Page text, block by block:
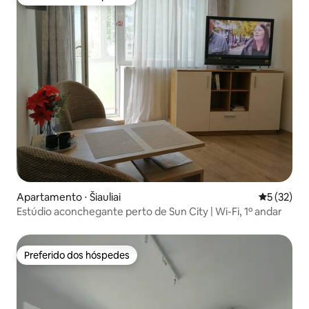
Apartamento ⋅ Šiauliai 5 de uma
5 (32)
Estúdio aconchegante perto de Sun City | Wi-Fi, 1º andar
Preferido dos hóspedes
Preferido dos hóspedes